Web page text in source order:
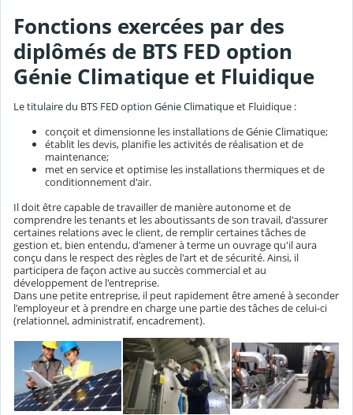
Fonctions exercées par des
diplômés de BTS FED option
Génie Climatique et Fluidique
Le titulaire du BTS FED option Génie Climatique et Fluidique :
conçoit et dimensionne les installations de Génie Climatique;
établit les devis, planifie les activités de réalisation et de
maintenance;
met en service et optimise les installations thermiques et de
conditionnement d'air.
Il doit être capable de travailler de manière autonome et de
comprendre les tenants et les aboutissants de son travail, d'assurer
certaines relations avec le client, de remplir certaines tâches de
gestion et, bien entendu, d'amener à terme un ouvrage qu'il aura
conçu dans le respect des règles de l'art et de sécurité. Ainsi, il
participera de façon active au succès commercial et au
développement de l'entreprise.
Dans une petite entreprise, il peut rapidement être amené à seconder
l'employeur et à prendre en charge une partie des tâches de celui-ci
(relationnel, administratif, encadrement).